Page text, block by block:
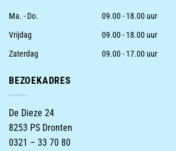
Ma. - Do.
09.00 - 18.00 uur
Vrijdag
09.00 - 18.00 uur
Zaterdag
09.00 - 17.00 uur
BEZOEKADRES
De Dieze 24
8253 PS Dronten
0321 – 33 70 80